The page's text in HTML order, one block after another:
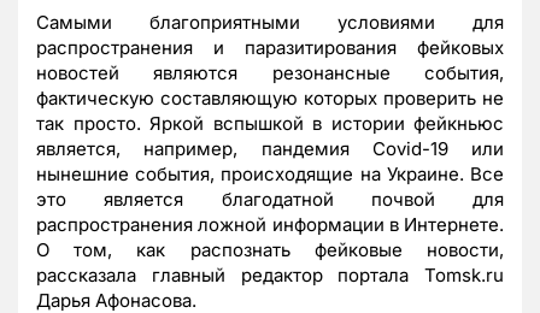
Самыми благоприятными условиями для
распространения и паразитирования фейковых
новостей являются резонансные события,
фактическую составляющую которых проверить не
так просто. Яркой вспышкой в истории фейкньюс
является, например, пандемия Covid-19 или
нынешние события, происходящие на Украине. Все
это является благодатной почвой для
распространения ложной информации в Интернете.
О том, как распознать фейковые новости,
рассказала главный редактор портала Tomsk.ru
Дарья Афонасова.